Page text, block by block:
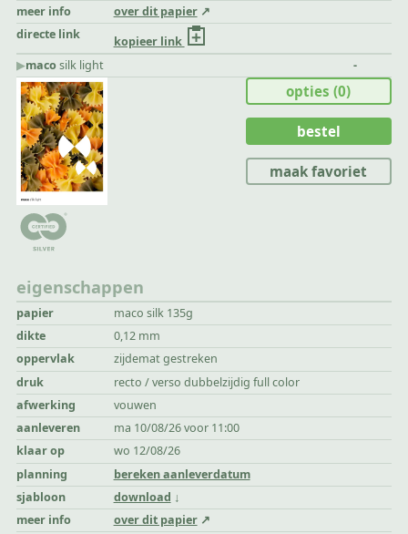
meer info
over dit papier
directe link
kopieer link
▶︎macosilk light -
eigenschappen
papier
maco silk 135g
dikte
0,12 mm
oppervlak
zijdemat gestreken
druk
recto / verso dubbelzijdig full color
afwerking
vouwen
aanleveren
ma 10/08/26 voor 11:00
klaar op
wo 12/08/26
planning
bereken aanleverdatum
sjabloon
download
meer info
over dit papier
opties(0)
bestel
maak favoriet